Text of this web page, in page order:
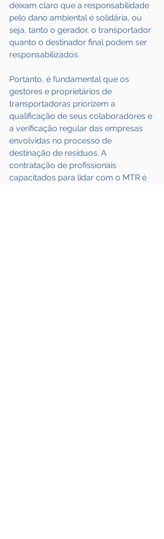
deixam claro que a responsabilidade
pelo dano ambiental é solidária, ou
seja, tanto o gerador, o transportador
quanto o destinador final podem ser
responsabilizados.
Portanto, é fundamental que os
gestores e proprietários de
transportadoras priorizem a
qualificação de seus colaboradores e
a verificação regular das empresas
envolvidas no processo de
destinação de resíduos. A
contratação de profissionais
capacitados para lidar com o MTR é